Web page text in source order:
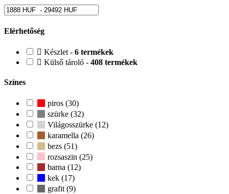
Elérhetőség
Készlet - 6 termékek
Külső tároló - 408 termékek
Színes
piros (30)
szürke (32)
Világosszürke (12)
karamella (26)
bezs (51)
rozsaszin (25)
barna (12)
kek (17)
grafit (9)